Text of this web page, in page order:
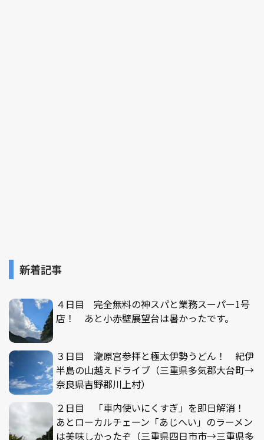
新着記事
４日目 完全無料の神スパと業務スーパー1号
店！ あと小赤壁展望台は暑かったです。
３日目 瀧原宮参拝と極太伊勢うどん！ 紀伊
半島の山越えドライブ（三重県多気郡大台町→
奈良県吉野郡川上村）
２日目 「車内使いにくすぎ」を即日解消！
あとローカルチェーン「あじへい」のラーメン
は美味しかったぞ（三重県四日市市→三重県多